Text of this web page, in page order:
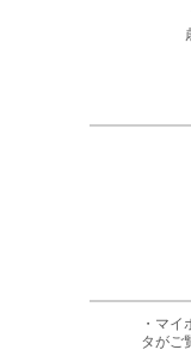
・マ
タがご